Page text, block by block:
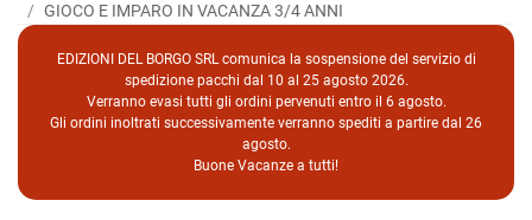
GIOCO E IMPARO IN VACANZA 3/4 ANNI
EDIZIONI DEL BORGO SRL comunica la sospensione del servizio di
spedizione pacchi dal 10 al 25 agosto 2026.
Verranno evasi tutti gli ordini pervenuti entro il 6 agosto.
Gli ordini inoltrati successivamente verranno spediti a partire dal 26
agosto.
Buone Vacanze a tutti!